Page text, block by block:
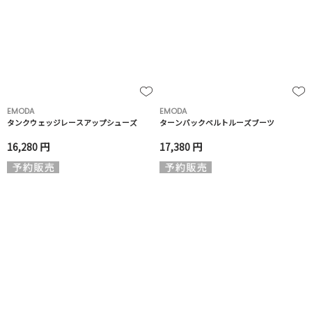
EMODA
タンクウェッジレースアップシューズ
16,280 円
EMODA
ターンバックベルトルーズブーツ
17,380 円